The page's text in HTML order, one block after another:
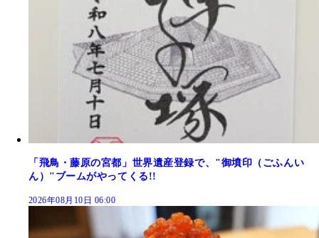
「飛鳥・藤原の宮都」世界遺産登録で、"御墳印（ごふんい
ん）"ブームがやってくる!!
2026年08月10日 06:00